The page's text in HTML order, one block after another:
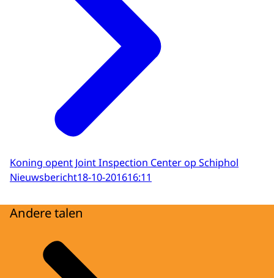
Koning opent Joint Inspection Center op Schiphol
Nieuwsbericht18-10-201616:11
Andere talen